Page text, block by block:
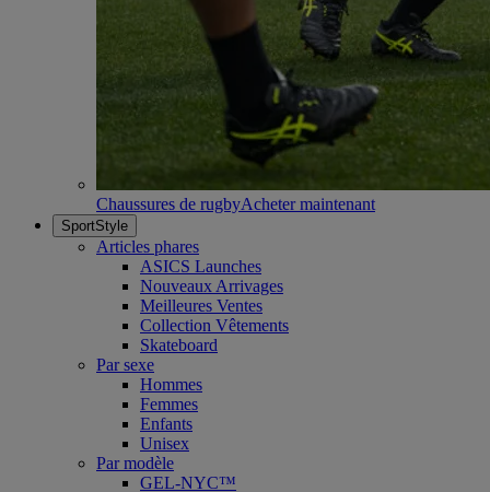
Chaussures de rugbyAcheter maintenant
SportStyle
Articles phares
ASICS Launches
Nouveaux Arrivages
Meilleures Ventes
Collection Vêtements
Skateboard
Par sexe
Hommes
Femmes
Enfants
Unisex
Par modèle
GEL-NYC™